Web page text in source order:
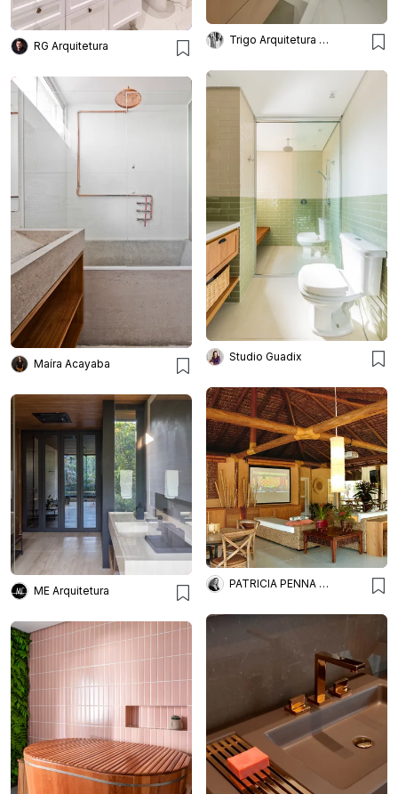
Trigo Arquitetura - Silvia Silot e Mariane Vanzei
RG Arquitetura
Studio Guadix
Maíra Acayaba
PATRICIA PENNA ARQUITETURA
ME Arquitetura